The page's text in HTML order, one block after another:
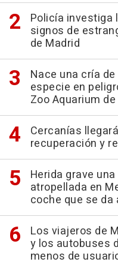
Policía investiga
signos de
de Madrid
Nace una cría
especie en
Zoo Aquarium
Cercanías
recuperación y
Herida grave
atropellada en
coche que se da
Los viajeros de
y los autobuses
menos de